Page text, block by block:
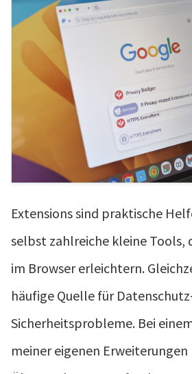
Extensions sind praktische
selbst zahlreiche kleine Tools,
im Browser erleichtern.
häufige Quelle für
Sicherheitsprobleme. Bei
meiner eigenen Erweiterungen